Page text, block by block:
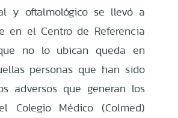
y oftalmológico se llevó a
en el Centro de Referencia
no lo ubican queda en
personas que han sido
adversos que generan los
Colegio Médico (Colmed)